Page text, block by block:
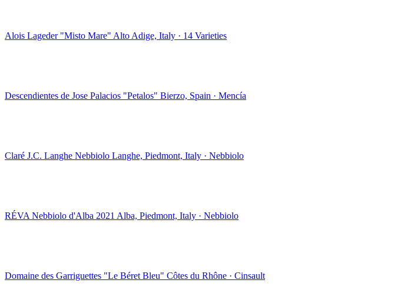
Alois Lageder "Misto Mare" Alto Adige, Italy · 14 Varieties
Descendientes de Jose Palacios "Petalos" Bierzo, Spain · Mencía
Claré J.C. Langhe Nebbiolo Langhe, Piedmont, Italy · Nebbiolo
RÉVA Nebbiolo d'Alba 2021 Alba, Piedmont, Italy · Nebbiolo
Domaine des Garriguettes "Le Béret Bleu" Côtes du Rhône · Cinsault